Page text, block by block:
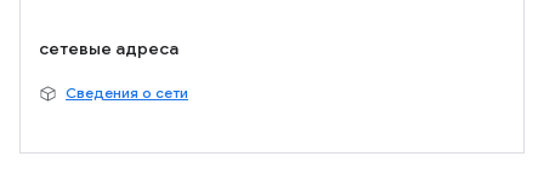
сетевые адреса
Сведения о сети